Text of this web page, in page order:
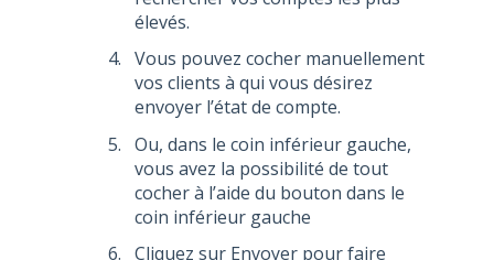
élevés.
Vous pouvez cocher manuellement
vos clients à qui vous désirez
envoyer l’état de compte.
Ou, dans le coin inférieur gauche,
vous avez la possibilité de tout
cocher à l’aide du bouton dans le
coin inférieur gauche
Cliquez sur Envoyer pour faire